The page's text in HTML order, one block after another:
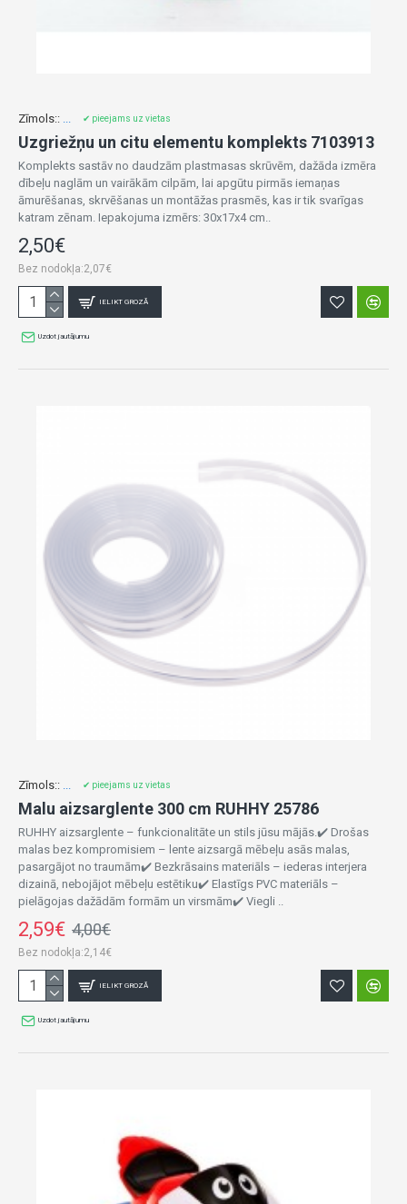
Zīmols:: ... ✔ pieejams uz vietas
Uzgriežņu un citu elementu komplekts 7103913
Komplekts sastāv no daudzām plastmasas skrūvēm, dažāda izmēra
dībeļu naglām un vairākām cilpām, lai apgūtu pirmās iemaņas
āmurēšanas, skrvēšanas un montāžas prasmēs, kas ir tik svarīgas
katram zēnam. Iepakojuma izmērs: 30x17x4 cm..
2,50€
Bez nodokļa:2,07€
IELIKT GROZĀ
Uzdot jautājumu
Zīmols:: ... ✔ pieejams uz vietas
Malu aizsarglente 300 cm RUHHY 25786
RUHHY aizsarglente – funkcionalitāte un stils jūsu mājās.✔️ Drošas
malas bez kompromisiem – lente aizsargā mēbeļu asās malas,
pasargājot no traumām✔️ Bezkrāsains materiāls – iederas interjera
dizainā, nebojājot mēbeļu estētiku✔️ Elastīgs PVC materiāls –
pielāgojas dažādām formām un virsmām✔️ Viegli ..
2,59€ 4,00€
Bez nodokļa:2,14€
IELIKT GROZĀ
Uzdot jautājumu